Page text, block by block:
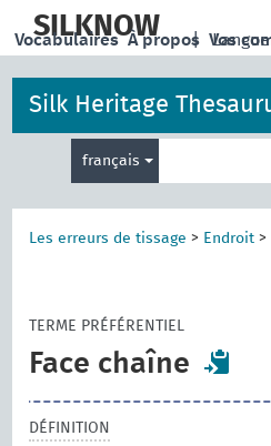
main
SILKNOW |
Vocabulaires À propos Vos
Silk Heritage
français
de
recherche
Les erreurs de tissage > Endroit >
TERME PRÉFÉRENTIEL
Face chaîne
DÉFINITION